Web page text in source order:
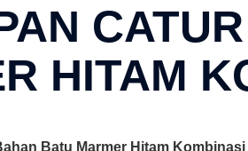
HITAM
Batu Marmer Hitam